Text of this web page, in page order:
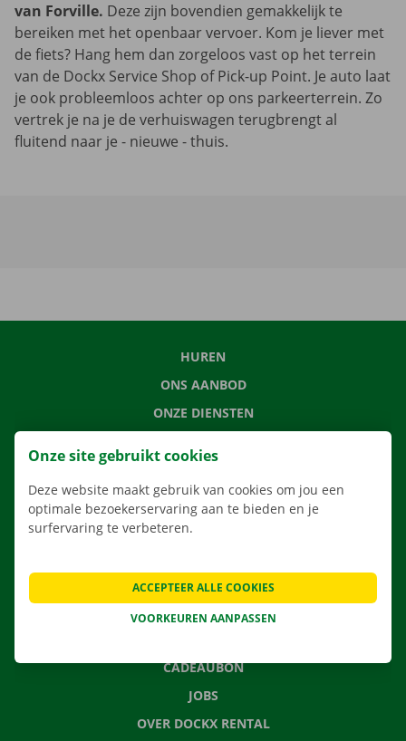
van Forville. Deze zijn bovendien gemakkelijk te
bereiken met het openbaar vervoer. Kom je liever met
de fiets? Hang hem dan zorgeloos vast op het terrein
van de Dockx Service Shop of Pick-up Point. Je auto laat
je ook probleemloos achter op ons parkeerterrein. Zo
vertrek je na je de verhuiswagen terugbrengt al
fluitend naar je - nieuwe - thuis.
HUREN
ONS AANBOD
ONZE DIENSTEN
VERHUISOPLOSSINGEN
CONTACTEER ONS
VEELGESTELDE VRAGEN
CADEAUBON
JOBS
OVER DOCKX RENTAL
Onze site gebruikt cookies
Deze website maakt gebruik van cookies om jou een
optimale bezoekerservaring aan te bieden en je
surfervaring te verbeteren.
VOORKEUREN AANPASSEN
ACCEPTEER ALLE COOKIES